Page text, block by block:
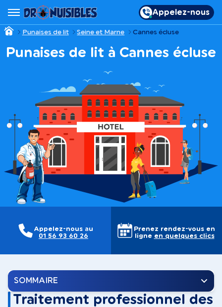
Appelez-nous
Punaises de lit Seine et Marne Cannes écluse
Punaises de lit à Cannes écluse
Appelez-nous au
01 56 93 60 26
Prenez rendez-vous en
ligne en quelques clics
SOMMAIRE
Traitement professionnel des